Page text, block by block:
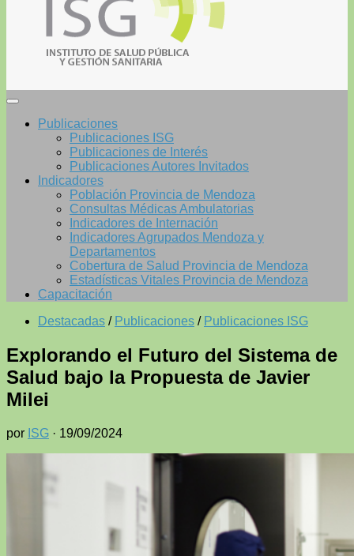
Publicaciones
Publicaciones ISG
Publicaciones de Interés
Publicaciones Autores Invitados
Indicadores
Población Provincia de Mendoza
Consultas Médicas Ambulatorias
Indicadores de Internación
Indicadores Agrupados Mendoza y
Departamentos
Cobertura de Salud Provincia de Mendoza
Estadísticas Vitales Provincia de Mendoza
Capacitación
Destacadas / Publicaciones / Publicaciones ISG
Explorando el Futuro del Sistema de
Salud bajo la Propuesta de Javier
Milei
por ISG · 19/09/2024